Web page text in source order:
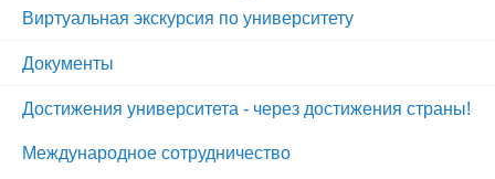
Виртуальная экскурсия по университету
Документы
Достижения университета - через достижения страны!
Международное сотрудничество